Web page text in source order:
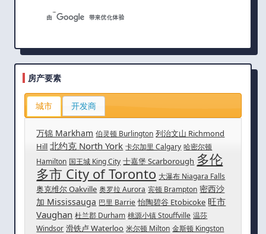
房产要素
城市 开发商
万锦 Markham 伯灵顿 Burlington 列治文山 Richmond
Hill 北约克 North York 卡尔加里 Calgary 哈密尔顿
Hamilton 国王城 King City 士嘉堡 Scarborough 多伦
多市 City of Toronto 大瀑布 Niagara Falls
奥克维尔 Oakville 奥罗拉 Aurora 宾顿 Brampton 密西沙
加 Mississauga 巴里 Barrie 怡陶碧谷 Etobicoke 旺市
Vaughan 杜兰郡 Durham 桃源小镇 Stouffville 温莎
Windsor 滑铁卢 Waterloo 米尔顿 Milton 金斯顿 Kingston